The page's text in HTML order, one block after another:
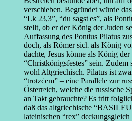
verschieben. Begründet würde
“Lk 23,3”, “du sagst es”, als
stellt, ob er der König der Juden
Auffassung des Pontius Pilatus
doch, als Römer sich als König
dachte, Jesus könne als König
“Christkönigsfestes” sein. Zudem
wohl Altgriechisch. Pilatus ist
“trotzdem” – eine Parallele zur
Österreich, welche die russische
an Takt gebrauchte? Es tritt
daß das altgriechische
lateinischen “rex” deckungsgleich